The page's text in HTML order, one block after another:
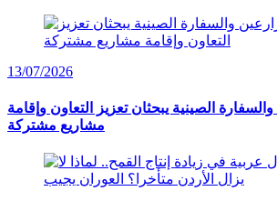
13/07/2026
والسفارة الصينية يبحثان تعزيز التعاون وإقامة
مشاريع مشتركة